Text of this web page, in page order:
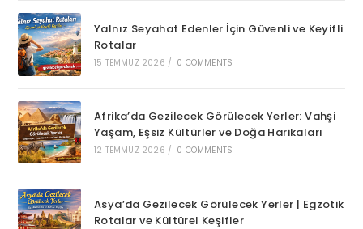
Yalnız Seyahat Edenler İçin Güvenli ve Keyifli
Rotalar
15 TEMMUZ 2026 / 0 COMMENTS
Afrika’da Gezilecek Görülecek Yerler: Vahşi
Yaşam, Eşsiz Kültürler ve Doğa Harikaları
12 TEMMUZ 2026 / 0 COMMENTS
Asya’da Gezilecek Görülecek Yerler | Egzotik
Rotalar ve Kültürel Keşifler